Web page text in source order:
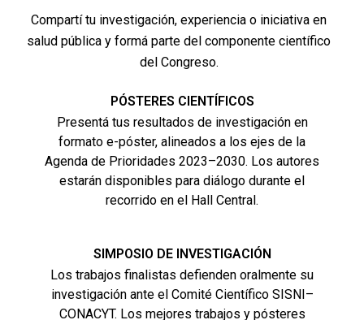
Compartí tu investigación, experiencia o iniciativa en
salud pública y formá parte del componente científico
del Congreso.
PÓSTERES CIENTÍFICOS
Presentá tus resultados de investigación en
formato e-póster, alineados a los ejes de la
Agenda de Prioridades 2023–2030. Los autores
estarán disponibles para diálogo durante el
recorrido en el Hall Central.
SIMPOSIO DE INVESTIGACIÓN
Los trabajos finalistas defienden oralmente su
investigación ante el Comité Científico SISNI–
CONACYT. Los mejores trabajos y pósteres